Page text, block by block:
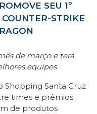
SEU 1º
STRIKE
de março e terá
equipes
Shopping Santa Cruz
times e prêmios
de produtos